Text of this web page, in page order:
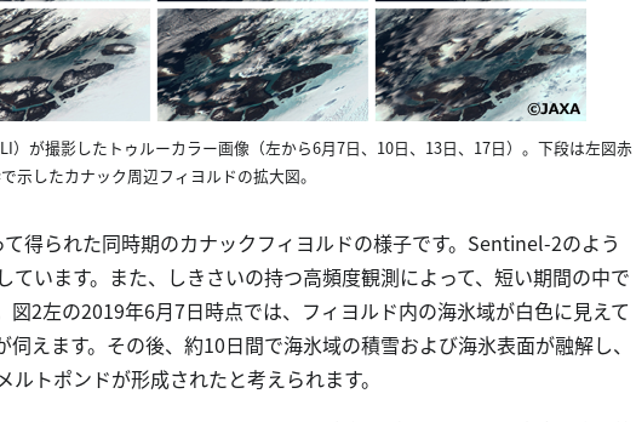
が撮影したトゥルーカラー画像（左から6月7日、10日、13日、17日）。下段は左図赤
示したカナック周辺フィヨルドの拡大図。
得られた同時期のカナックフィヨルドの様子です。Sentinel-2のよう
います。また、しきさいの持つ高頻度観測によって、短い期間の中で
2左の2019年6月7日時点では、フィヨルド内の海氷域が白色に見えて
えます。その後、約10日間で海氷域の積雪および海氷表面が融解し、
トポンドが形成されたと考えられます。